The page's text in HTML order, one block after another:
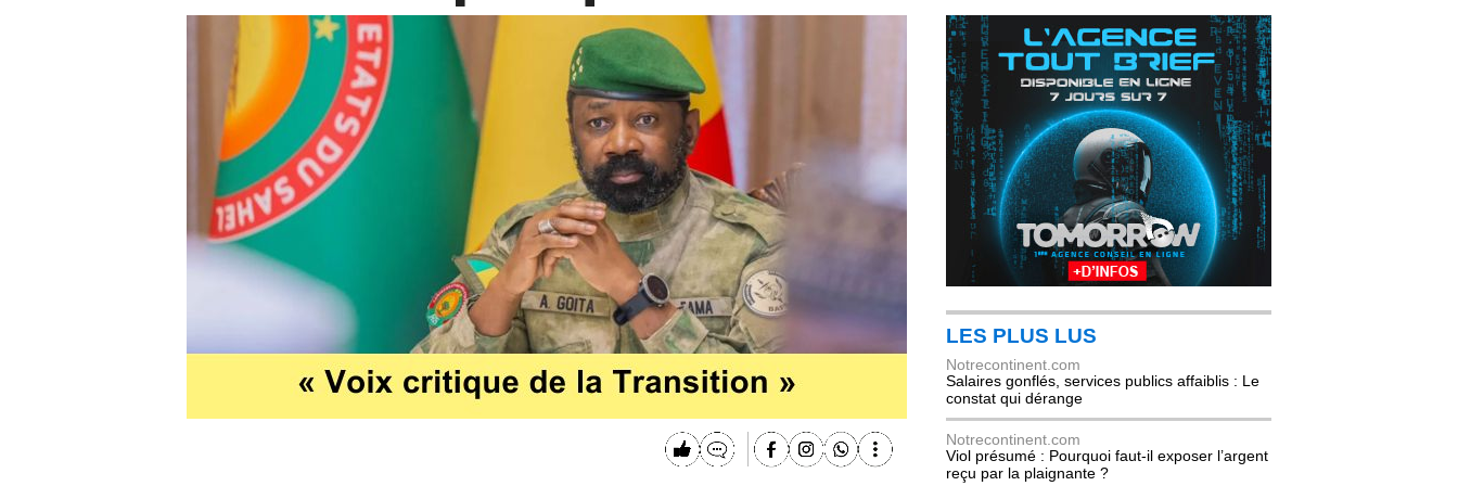
LES PLUS LUS
Notrecontinent.com
Salaires gonflés, services publics affaiblis : Le
constat qui dérange
Notrecontinent.com
Viol présumé : Pourquoi faut-il exposer l’argent
reçu par la plaignante ?